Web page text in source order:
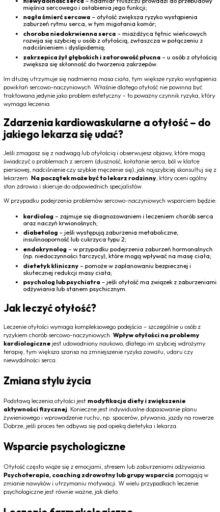
mięśnia sercowego i osłabienia jego funkcji;
nagła śmierć sercowa – otyłość zwiększa ryzyko wystąpienia
zaburzeń rytmu serca, w tym migotania komór;
choroba niedokrwienna serca – miażdżyca tętnic wieńcowych
rozwija się szybciej u osób z otyłością, zwłaszcza w połączeniu z
nadciśnieniem i dyslipidemią;
zakrzepica żył głębokich i zatorowość płucna – u osób z otyłością
zwiększa się skłonność do tworzenia zakrzepów.
Im dłużej utrzymuje się nadmierna masa ciała, tym większe ryzyko wystąpienia
powikłań sercowo-naczyniowych. Właśnie dlatego otyłość nie powinna być
traktowana jedynie jako problem estetyczny – to poważny czynnik ryzyka, który
wymaga leczenia.
Zdarzenia kardiowaskularne a otyłość – do
jakiego lekarza się udać?
Jeśli zmagasz się z nadwagą lub otyłością i obserwujesz objawy, które mogą
świadczyć o problemach z sercem (duszność, kołatanie serca, ból w klatce
piersiowej, nadciśnienie czy szybkie męczenie się), jak najszybciej skonsultuj się z
lekarzem. Na początek może być to lekarz rodzinny , który oceni ogólny
stan zdrowia i skieruje do odpowiednich specjalistów.
W przypadku podejrzenia problemów sercowo-naczyniowych wsparciem będzie:
kardiolog – zajmuje się diagnozowaniem i leczeniem chorób serca
oraz naczyń krwionośnych;
diabetolog – jeśli występują zaburzenia metaboliczne,
insulinooporność lub cukrzyca typu 2;
endokrynolog – w przypadku podejrzenia zaburzeń hormonalnych
(np. niedoczynności tarczycy), które mogą wpływać na masę ciała;
dietetyk kliniczny– pomoże w zaplanowaniu bezpiecznej i
skutecznej redukcji masy ciała;
psycholog lub psychiatra – jeśli otyłość ma związek z zaburzeniami
odżywiania lub stanem psychicznym.
Jak leczyć otyłość?
Leczenie otyłości wymaga kompleksowego podejścia – szczególnie u osób z
ryzykiem chorób sercowo-naczyniowych. Wpływ otyłości na problemy
kardiologiczne jest udowodniony naukowo, dlatego im szybciej wdrożymy
terapię, tym większa szansa na zmniejszenie ryzyka zawału, udaru czy
niewydolności serca.
Zmiana stylu życia
Podstawą leczenia otyłości jest modyfikacja diety i zwiększenie
aktywności fizycznej . Konieczne jest indywidualne dopasowanie planu
żywieniowego i wprowadzenie ruchu, np. spacerów, pływania, jazdy na rowerze.
Dobrze, jeśli proces ten odbywa się pod opieką dietetyka i lekarza.
Wsparcie psychologiczne
Otyłość często wiąże się z emocjami, stresem lub zaburzeniami odżywiania.
Psychoterapia, coaching zdrowotny lub grupy wsparcia pomagają w
zmianie nawyków i utrzymaniu motywacji. W wielu przypadkach leczenie
psychologiczne jest równie ważne, jak dieta.